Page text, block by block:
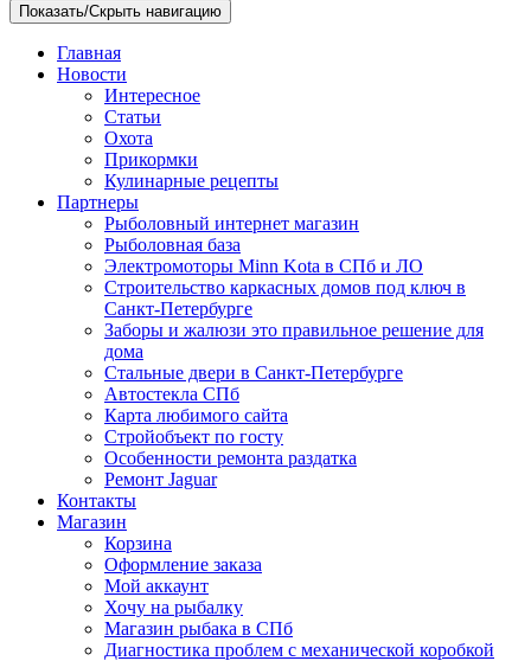
Показать/Скрыть навигацию
Главная
Новости
Интересное
Статьи
Охота
Прикормки
Кулинарные рецепты
Партнеры
Рыболовный интернет магазин
Рыболовная база
Электромоторы Minn Kota в СПб и ЛО
Строительство каркасных домов под ключ в
Санкт-Петербурге
Заборы и жалюзи это правильное решение для
дома
Стальные двери в Санкт-Петербурге
Автостекла СПб
Карта любимого сайта
Стройобъект по госту
Особенности ремонта раздатка
Ремонт Jaguar
Контакты
Магазин
Корзина
Оформление заказа
Мой аккаунт
Хочу на рыбалку
Магазин рыбака в СПб
Диагностика проблем с механической коробкой